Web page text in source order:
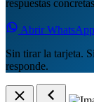
respuestas
Abrir
Sin tirar la tarjeta.
responde.